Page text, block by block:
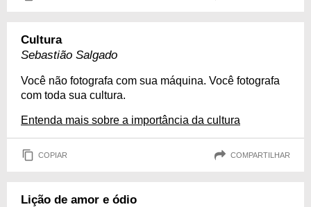
Cultura
Sebastião Salgado
Você não fotografa com sua máquina. Você fotografa
com toda sua cultura.
Entenda mais sobre a importância da cultura
COPIAR COMPARTILHAR
Lição de amor e ódio